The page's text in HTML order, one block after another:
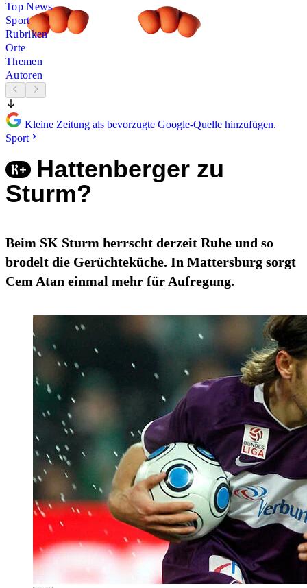
Top News
Sport
Rubriken
Orte
Themen
Autoren
Kleine Zeitung als bevorzugte Google-Quelle hinzufügen.
Sport
Hattenberger zu
Sturm?
Beim SK Sturm herrscht derzeit Ruhe und so
brodelt die Gerüchteküche. In Mattersburg sorgt
Cem Atan einmal mehr für Aufregung.